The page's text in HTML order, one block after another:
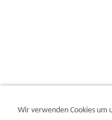
Wir verwenden Cookies um